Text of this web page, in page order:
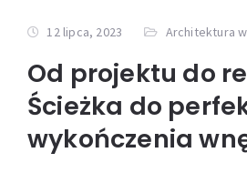
12 lipca, 2023 Architektura
Od projektu do
Ścieżka do
wykończenia